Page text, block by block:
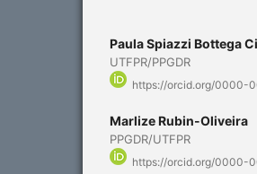
Paula Spiazzi Bottega
UTFPR/PPGDR
https://orcid.org/0000-
Marlize Rubin-Oliveira
PPGDR/UTFPR
https://orcid.org/0000-